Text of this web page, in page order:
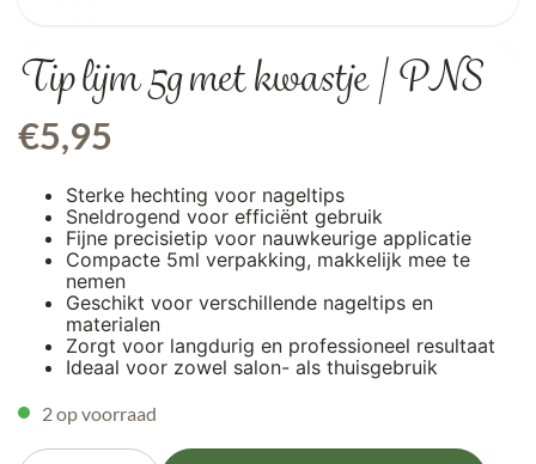
Tip lijm 5g met kwastje | PNS
€5,95
Sterke hechting voor nageltips
Sneldrogend voor efficiënt gebruik
Fijne precisietip voor nauwkeurige applicatie
Compacte 5ml verpakking, makkelijk mee te
nemen
Geschikt voor verschillende nageltips en
materialen
Zorgt voor langdurig en professioneel resultaat
Ideaal voor zowel salon- als thuisgebruik
2 op voorraad